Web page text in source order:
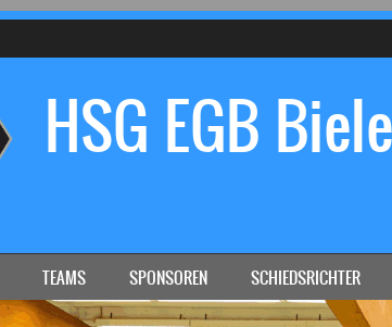
HSG EGB
TEAMS SPONSOREN SCHIEDSRICHTER